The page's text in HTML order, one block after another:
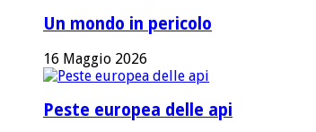
Un mondo in pericolo
16 Maggio 2026
Peste europea delle api